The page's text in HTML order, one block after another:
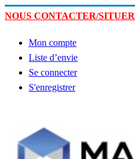
NOUS CONTACTER/SITUER
Mon compte
Liste d’envie
Se connecter
S'enregistrer